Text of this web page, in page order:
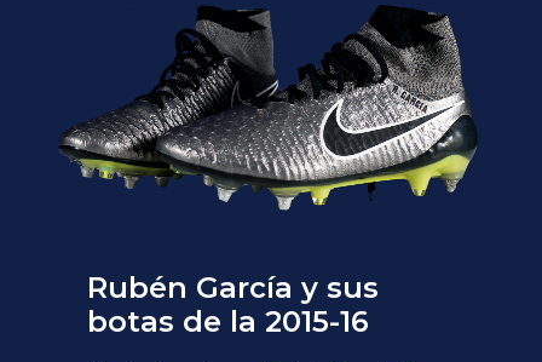
Rubén García y sus
botas de la 2015-16